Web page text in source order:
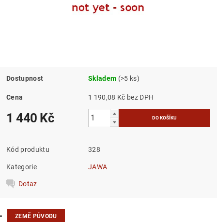
Dostupnost Skladem (>5 ks)
Cena 1 190,08 Kč bez DPH
1 440 Kč
Kód produktu 328
Kategorie JAWA
Dotaz
ZEMĚ PŮVODU